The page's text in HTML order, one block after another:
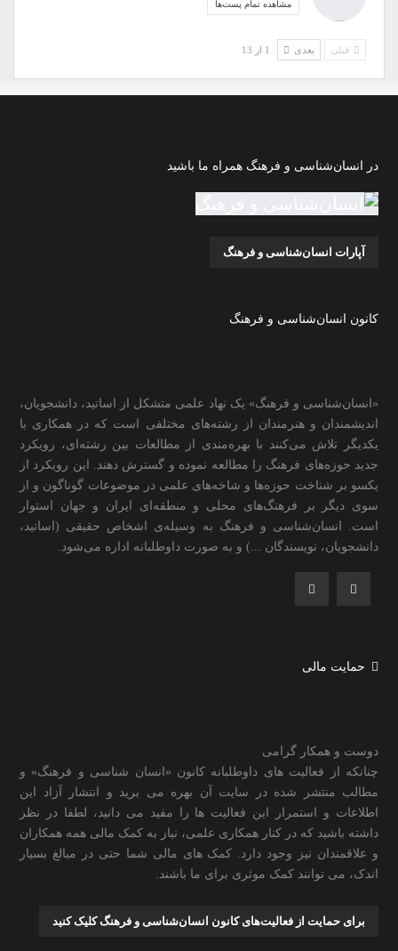
مشاهده تمام پست‌ها
قبلی بعدی
در انسان‌شناسی و فرهنگ همراه ما باشید
آپارات انسان‌شناسی و فرهنگ
کانون انسان‌شناسی و فرهنگ
«انسان‌شناسی و فرهنگ» یک نهاد علمی متشکل از اساتید، دانشجویان،
اندیشمندان و هنرمندان از رشته‌های مختلفی است که در همکاری با
یکدیگر تلاش می‌کنند با بهره‌مندی از مطالعات بین رشته‌ای، رویکرد
جدید حوزه‌های فرهنگ را مطالعه نموده و گسترش دهند. این رویکرد از
یکسو بر شناخت حوزه‌ها و شاخه‌های علمی در موضوعات گوناگون و از
سوی دیگر بر فرهنگ‌های محلی و منطقه‌ای ایران و جهان استوار
است. انسان‌شناسی و فرهنگ به وسیله‌ی اشخاص حقیقی (اساتید،
دانشجویان، نویسندگان ...) و به صورت داوطلبانه اداره می‌شود.
حمایت مالی
دوست و همکار گرامی
چنانکه از فعالیت های داوطلبانه کانون «انسان شناسی و فرهنگ» و
مطالب منتشر شده در سایت آن بهره می برید و انتشار آزاد این
اطلاعات و استمرار این فعالیت ها را مفید می دانید، لطفا در نظر
داشته باشید که در کنار همکاری علمی، نیاز به کمک مالی همه همکاران
و علاقمندان نیز وجود دارد. کمک های مالی شما حتی در مبالغ بسیار
اندک، می توانند کمک موثری برای ما باشند.
برای حمایت از فعالیت‌های کانون انسان‌شناسی و فرهنگ کلیک کنید